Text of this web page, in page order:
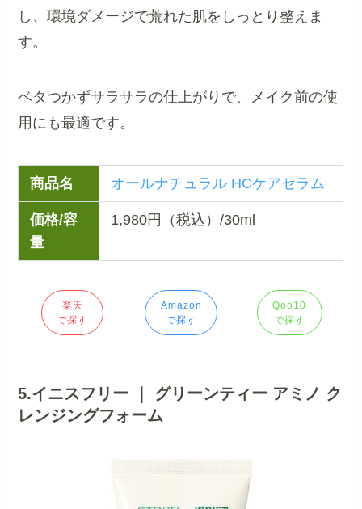
し、環境ダメージで荒れた肌をしっとり整えま
す。
ベタつかずサラサラの仕上がりで、メイク前の使
用にも最適です。
商品名 オールナチュラル HCケアセラム
価格/容
量
1,980円（税込）/30ml
楽天
で探す
Amazon
で探す
Qoo10
で探す
5.イニスフリー ｜ グリーンティー アミノ ク
レンジングフォーム